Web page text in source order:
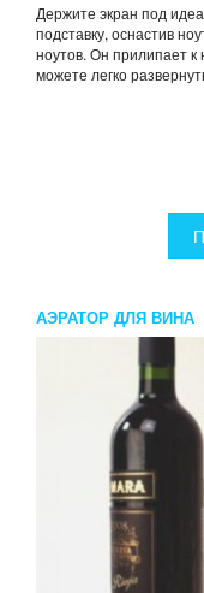
Держите экран под
подставку, оснастив
ноутов. Он прилипает к
можете легко
АЭРАТОР ДЛЯ ВИНА